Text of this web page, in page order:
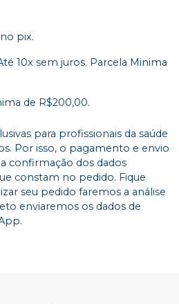
pix.
10x sem juros. Parcela Minima
de R$200,00.
para profissionais da saúde
Por isso, o pagamento e envio
confirmação dos dados
constam no pedido. Fique
seu pedido faremos a análise
enviaremos os dados de